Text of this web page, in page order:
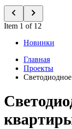
Item 1 of 12
Новинки
Главная
Проекты